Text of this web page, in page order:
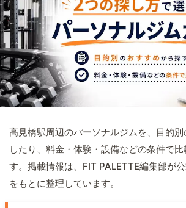
高見橋駅周辺のパーソナルジムを、目的
したり、料金・体験・設備などの条件で比
す。掲載情報は、FIT PALETTE編集部が
をもとに整理しています。